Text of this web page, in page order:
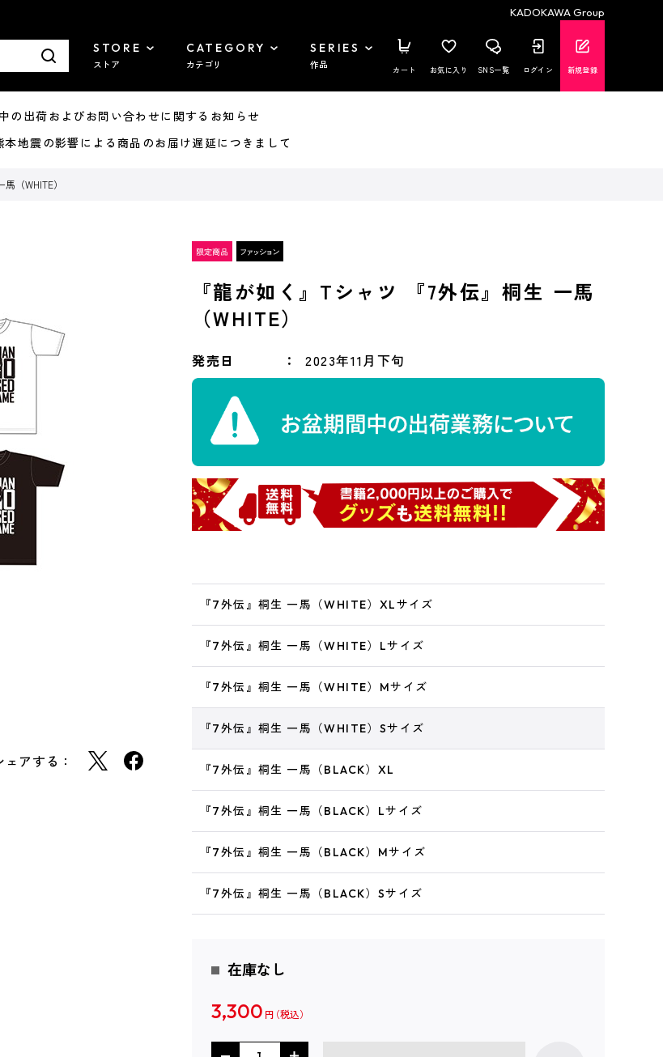
KADOKAWA Group
STORE
ストア
CATEGORY
カテゴリ
SERIES
作品 カート お気に入り SNS一覧 ログイン 新規登録
出荷およびお問い合わせに関するお知らせ
震の影響による商品のお届け遅延につきまして
（WHITE）
ェアする：
『龍が如く』Tシャツ 『7外伝』桐生 一馬
（WHITE）
発売日 2023年11月下旬
『7外伝』桐生 一馬（WHITE）XLサイズ
『7外伝』桐生 一馬（WHITE）Lサイズ
『7外伝』桐生 一馬（WHITE）Mサイズ
『7外伝』桐生 一馬（WHITE）Sサイズ
『7外伝』桐生 一馬（BLACK）XL
『7外伝』桐生 一馬（BLACK）Lサイズ
『7外伝』桐生 一馬（BLACK）Mサイズ
『7外伝』桐生 一馬（BLACK）Sサイズ
在庫なし
3,300 円